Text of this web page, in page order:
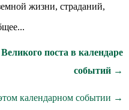
жизни, страданий,
поста в календаре
событий →
календарном событии →